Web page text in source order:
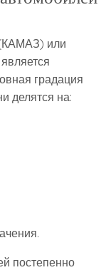
(КАМАЗ) или
градация
делятся на:
постепенно